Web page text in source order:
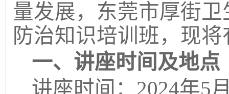
量发展，东莞市厚街
防治知识培训班，现
一、讲座时间及地点
讲座时间： 2024年5